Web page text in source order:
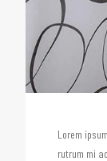
Lorem
rutrum mi